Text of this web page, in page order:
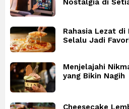
Nostalgia di
Rahasia Lezat di
Selalu Jadi
Menjelajahi
yang Bikin Nagih
Cheesecake